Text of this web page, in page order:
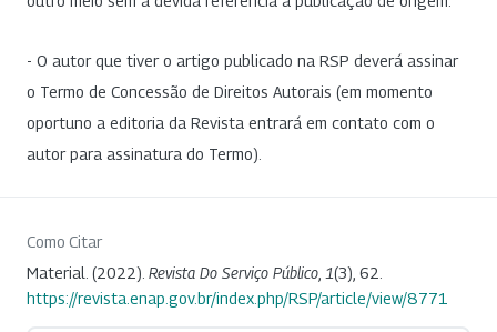
- O autor que tiver o artigo publicado na RSP deverá assinar
o Termo de Concessão de Direitos Autorais (em momento
oportuno a editoria da Revista entrará em contato com o
autor para assinatura do Termo).
Como Citar
Material. (2022). Revista Do Serviço Público 1(3), 62.
https://revista.enap.gov.br/index.php/RSP/article/view/8771